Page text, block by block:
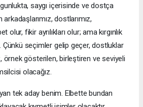
saygı içerisinde ve dostça
dostlarımız,
olur, fikir ayrılıkları olur; ama kırgınlık
seçimler gelip geçer, dostluklar
örnek gösterilen, birleştiren ve seviyeli
olacağız.
tek aday benim. Elbette bundan